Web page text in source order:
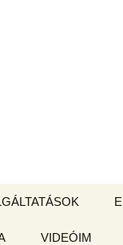
BOLT
VIDEÓIM